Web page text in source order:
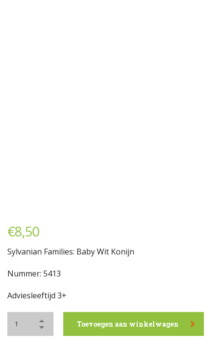
€8,50
Sylvanian Families: Baby Wit Konijn
Nummer: 5413
Adviesleeftijd 3+
Toevoegen aan winkelwagen